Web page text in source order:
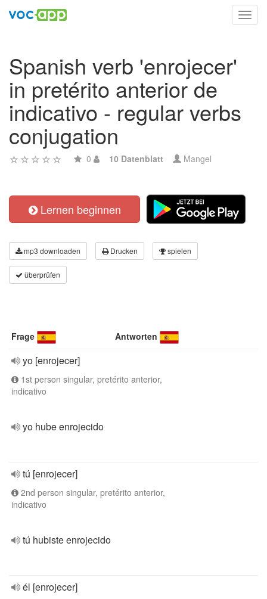
Spanish verb 'enrojecer'
in pretérito anterior de
indicativo - regular verbs
conjugation
0 10 Datenblatt Mangel
Lernen beginnen
mp3 downloaden Drucken spielen
überprüfen
Frage Antworten
yo [enrojecer]
1st person singular, pretérito anterior,
indicativo
yo hube enrojecido
tú [enrojecer]
2nd person singular, pretérito anterior,
indicativo
tú hubiste enrojecido
él [enrojecer]